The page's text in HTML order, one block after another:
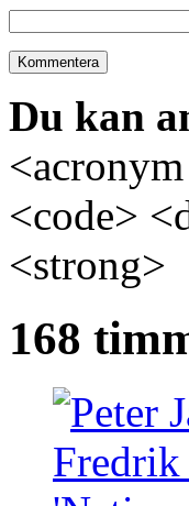
Du kan
<code>
<strong>
168